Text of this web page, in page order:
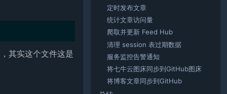
其实这个文件这是
定时发布文章
统计文章访问量
爬取并更新 Feed Hub
清理 session 表过期数据
服务监控告警通知
将七牛云图床同步到GitHub图床
将博客文章同步到GitHub